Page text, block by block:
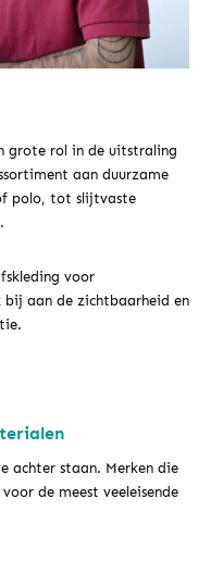
grote rol in de uitstraling
aan duurzame
polo, tot slijtvaste
voor
aan de zichtbaarheid en
achter staan. Merken die
de meest veeleisende